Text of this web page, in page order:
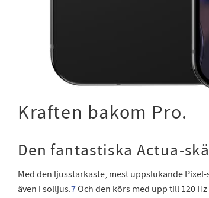
Kraften bakom Pro.
Den fantastiska Actua-
Med den ljusstarkaste, mest uppslukande
även i solljus.7Och den körs med upp till 120